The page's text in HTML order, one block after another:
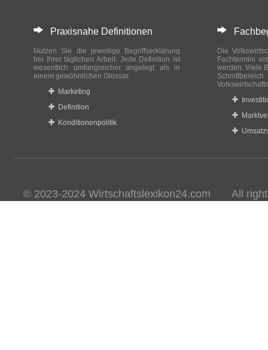
Praxisnahe Definitionen
Nutzen Sie die jeweilige Begriffserklärung
bei Ihrer täglichen Arbeit. Jede Definition ist
wesentlich umfangreicher angelegt als in
einem gewöhnlichen Glossar.
Marketing
Definition
Konditionenpolitik
Die
Fachtermini
werden. Viele
© 2023-2024 Wirtschaftslexikon24.com All